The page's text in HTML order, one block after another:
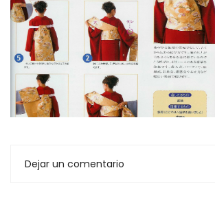
Dejar un comentario